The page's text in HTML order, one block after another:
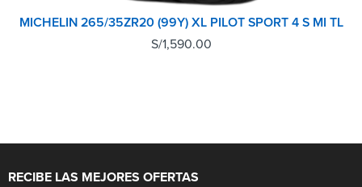
MICHELIN 265/35ZR20 (99Y) XL PILOT SPORT 4 S MI TL
S/1,590.00
RECIBE LAS MEJORES OFERTAS